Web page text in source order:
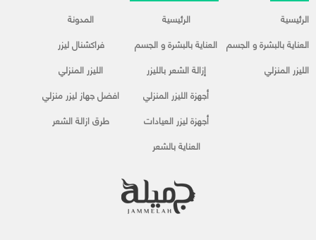
الرئيسية
العناية بالبشرة و الجسم
الليزر المنزلي
الرئيسية
المدونة
العناية بالبشرة و الجسم
فراكشنال ليزر
إزالة الشعر بالليزر
الليزر المنزلي
أجهزة الليزر المنزلي
افضل جهاز ليزر منزلي
أجهزة ليزر العيادات
طرق ازالة الشعر
العناية بالشعر